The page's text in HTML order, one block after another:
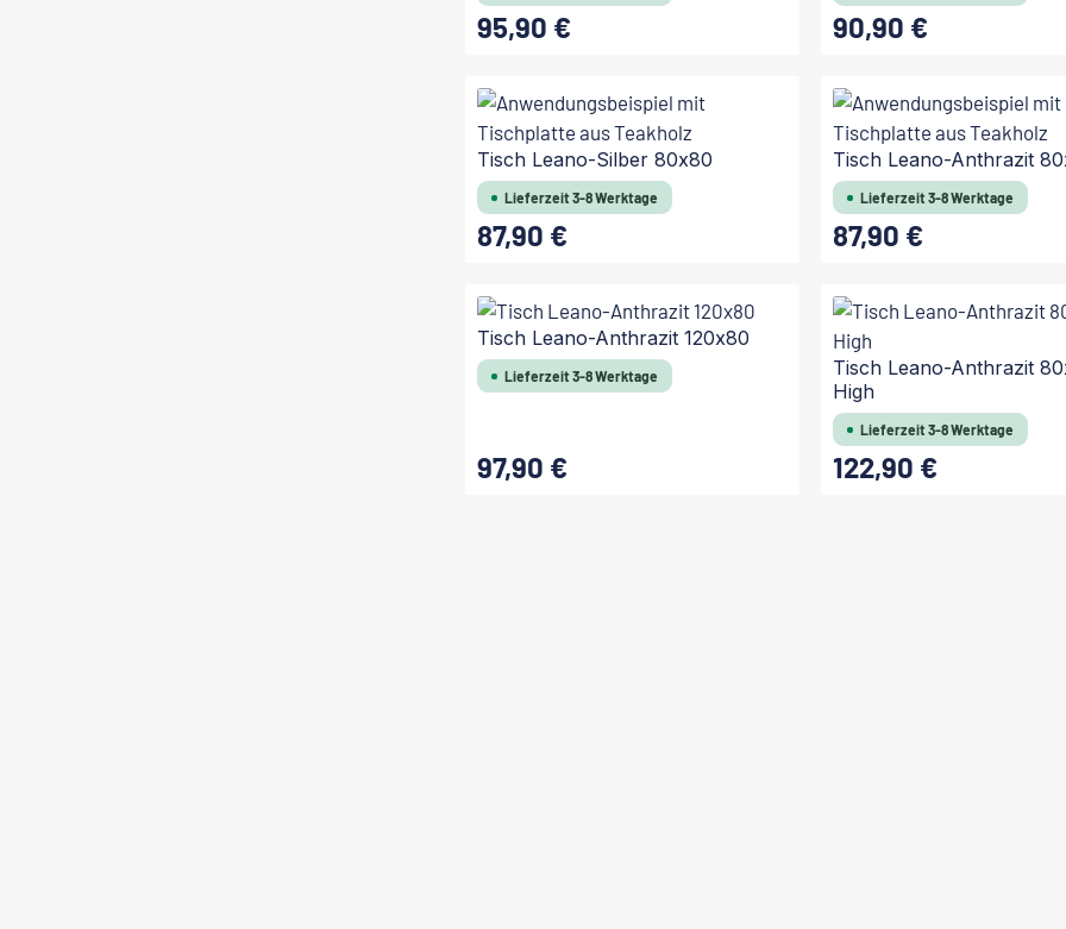
Regulärer Preis:
95,90 €
In den Warenkorb
Regulärer Preis:
90,90 €
In den Warenkorb
Tisch Leano-Silber 80x80
Lieferzeit 3-8 Werktage
Regulärer Preis:
87,90 €
In den Warenkorb
Tisch Leano-Anthrazit
Lieferzeit 3-8 Werktage
Regulärer Preis:
87,90 €
In den Warenkorb
Tisch Leano-Anthrazit 120x80
Lieferzeit 3-8 Werktage
Regulärer Preis:
97,90 €
Tisch Leano-Anthrazit
High
Lieferzeit 3-8 Werktage
Regulärer Preis:
122,90 €